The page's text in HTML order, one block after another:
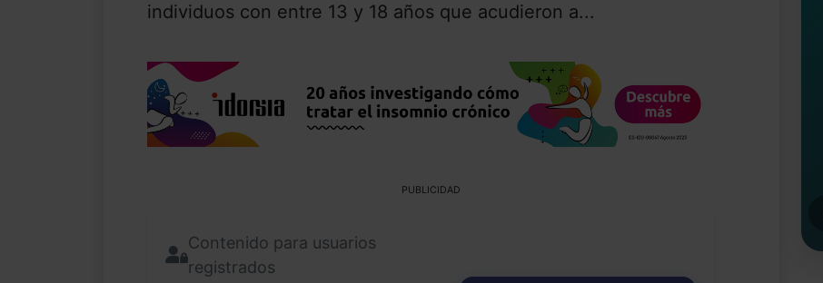
individuos con entre 13 y 18 años que acudieron a...
PUBLICIDAD
Contenido para usuarios
registrados